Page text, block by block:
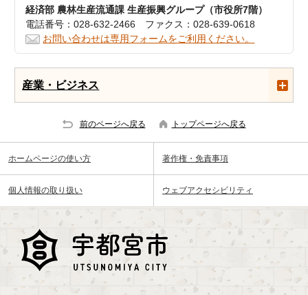
経済部 農林生産流通課 生産振興グループ（市役所7階）
電話番号：028-632-2466 ファクス：028-639-0618
お問い合わせは専用フォームをご利用ください。
産業・ビジネス
前のページへ戻る トップページへ戻る
ホームページの使い方 著作権・免責事項
個人情報の取り扱い ウェブアクセシビリティ